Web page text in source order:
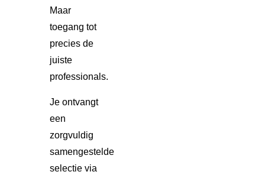
Maar
toegang tot
precies de
juiste
professionals.
Je ontvangt
een
zorgvuldig
samengestelde
selectie via